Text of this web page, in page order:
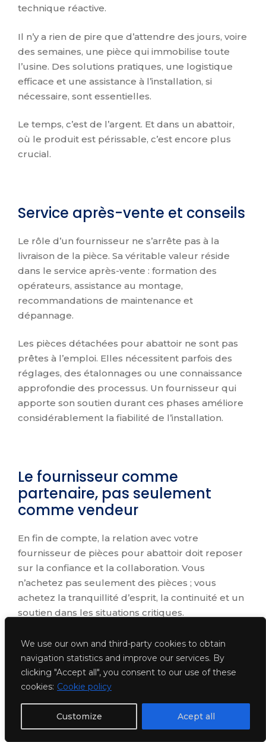
We use our own and third-party cookies to obtain
navigation statistics and improve our services. By
clicking "Accept all", you consent to our use of these
cookies: Cookie policy
Customize Acept all
technique réactive.
Il n’y a rien de pire que d’attendre des jours, voire
des semaines, une pièce qui immobilise toute
l’usine. Des solutions pratiques, une logistique
efficace et une assistance à l’installation, si
nécessaire, sont essentielles.
Le temps, c’est de l’argent. Et dans un abattoir,
où le produit est périssable, c’est encore plus
crucial.
Service après-vente et conseils
Le rôle d’un fournisseur ne s’arrête pas à la
livraison de la pièce. Sa véritable valeur réside
dans le service après-vente : formation des
opérateurs, assistance au montage,
recommandations de maintenance et
dépannage.
Les pièces détachées pour abattoir ne sont pas
prêtes à l’emploi. Elles nécessitent parfois des
réglages, des étalonnages ou une connaissance
approfondie des processus. Un fournisseur qui
apporte son soutien durant ces phases améliore
considérablement la fiabilité de l’installation.
Le fournisseur comme
partenaire, pas seulement
comme vendeur
En fin de compte, la relation avec votre
fournisseur de pièces pour abattoir doit reposer
sur la confiance et la collaboration. Vous
n’achetez pas seulement des pièces ; vous
achetez la tranquillité d’esprit, la continuité et un
soutien dans les situations critiques.
Considérer votre fournisseur comme un
partenaire vous permet de planifier, de réduire
les risques et d’optimiser vos ressources. Une
relation stratégique avec un bon fournisseur
temps d’arrêt, diminution des déchets,
conformité réglementaire garantie et